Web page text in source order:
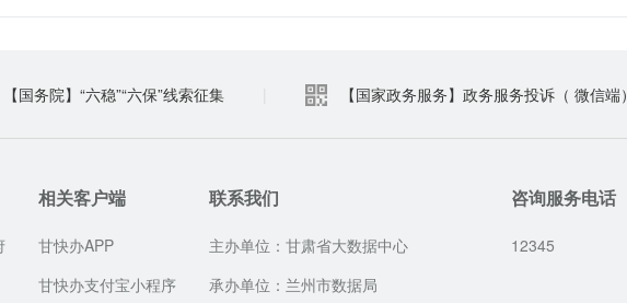
【国务院】“六稳”“六保”线索征集 【国家政务服务】政务服务投诉（ 微信端）
相关客户端
甘快办APP
甘快办支付宝小程序
联系我们
主办单位：甘肃省大数据中心
承办单位：兰州市数据局
咨询服务电话
12345